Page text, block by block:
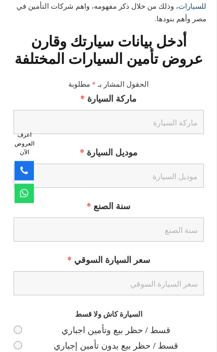
للسيارات، وذلك من خلال ذكر مفهومه، واهم شركات التأمين في
مصر وأهم بنودها.
أدخل بيانات سيارتك وقارن
عروض تأمين السيارات المختلفة
الحقول المشار بـ * مطلوبة
ماركة السيارة *
موديل السيارة *
سنة الصنع *
سعر السيارة السوقي *
السيارة كاش ولا قسط
قسط / حظر بيع وتأمين اجباري
قسط / حظر بيع بدون تأمين إجباري
اعرف
العروض
الآن